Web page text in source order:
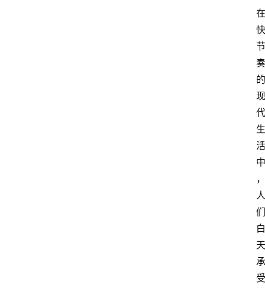
在
快
节
奏
的
现
代
生
活
中
，
人
们
白
天
承
受